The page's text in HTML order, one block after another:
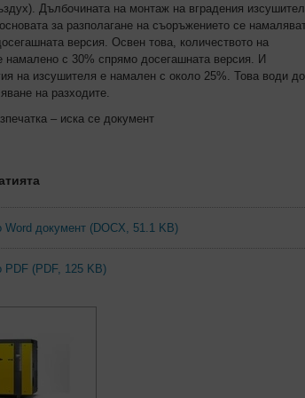
Дълбочината на монтаж на вградения
за разполагане на съоръжението се
версия. Освен това, количеството на
намалено с 30% спрямо досегашната версия. И
на изсушителя е намален с около 25%. Това води до
на разходите.
– иска се документ
Word документ (DOCX, 51.1 KB)
PDF (PDF, 125 KB)